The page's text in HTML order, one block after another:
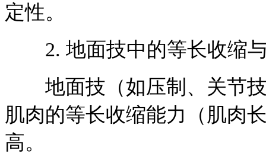
定性。
2. 地面技中的等长收缩
地面技（如压制、关节技
肌肉的等长收缩能力（肌肉
高。